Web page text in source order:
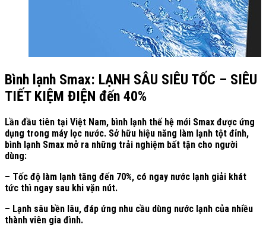
Bình lạnh Smax: LẠNH SÂU SIÊU TỐC – SIÊU
TIẾT KIỆM ĐIỆN đến 40%
Lần đầu tiên tại Việt Nam, bình lạnh thế hệ mới Smax được ứng
dụng trong máy lọc nước. Sở hữu hiệu năng làm lạnh tột đỉnh,
bình lạnh Smax mở ra những trải nghiệm bất tận cho người
dùng:
– Tốc độ làm lạnh tăng đến 70%, có ngay nước lạnh giải khát
tức thì ngay sau khi vặn nút.
– Lạnh sâu bền lâu, đáp ứng nhu cầu dùng nước lạnh của nhiều
thành viên gia đình.